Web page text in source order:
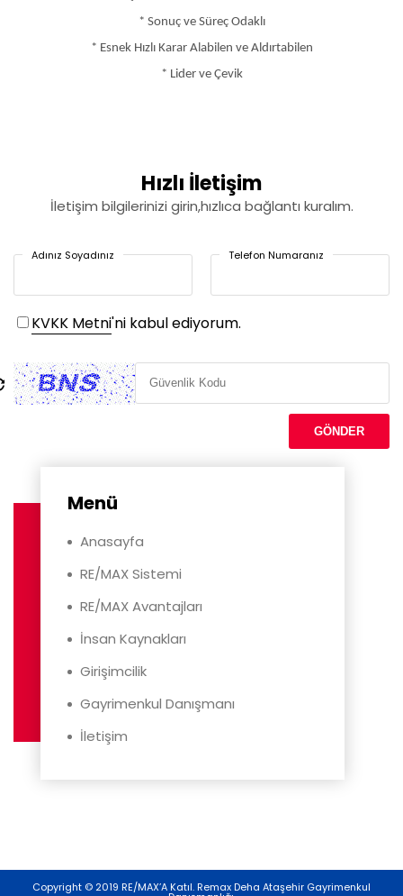
* Sonuç ve Süreç Odaklı
* Esnek Hızlı Karar Alabilen ve Aldırtabilen
* Lider ve Çevik
Hızlı İletişim
İletişim bilgilerinizi girin,hızlıca bağlantı kuralım.
Adınız Soyadınız Telefon Numaranız
KVKK Metni'ni kabul ediyorum.
GÖNDER
Menü
Anasayfa
RE/MAX Sistemi
RE/MAX Avantajları
İnsan Kaynakları
Girişimcilik
Gayrimenkul Danışmanı
İletişim
Copyright © 2019 RE/MAX’A Katıl. Remax Deha Ataşehir Gayrimenkul